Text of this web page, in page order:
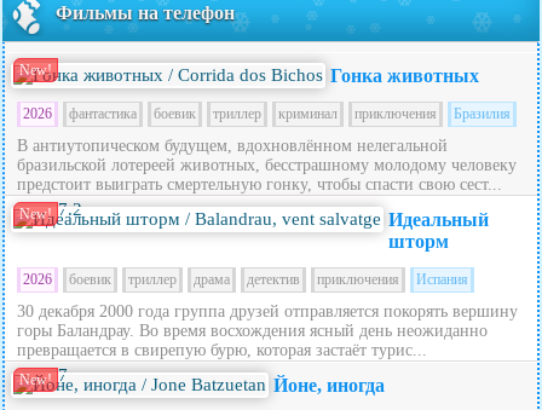
Фильмы на телефон
New! Гонка животных
2026 фантастика боевик триллер криминал приключения Бразилия
В антиутопическом будущем, вдохновлённом нелегальной
бразильской лотереей животных, бесстрашному молодому человеку
предстоит выиграть смертельную гонку, чтобы спасти свою сест...
New! 7.2
Идеальный
шторм
2026 боевик триллер драма детектив приключения Испания
30 декабря 2000 года группа друзей отправляется покорять вершину
горы Баландрау. Во время восхождения ясный день неожиданно
превращается в свирепую бурю, которая застаёт турис...
New! 7 Йоне, иногда